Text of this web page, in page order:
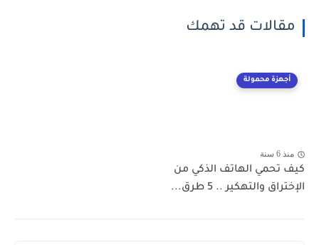
مقالات قد تهمك
أجهزة محمولة
منذ 6 سنة
كيف تحمي الهاتف الذكي من
الإختراق والتهكير .. 5 طرق...